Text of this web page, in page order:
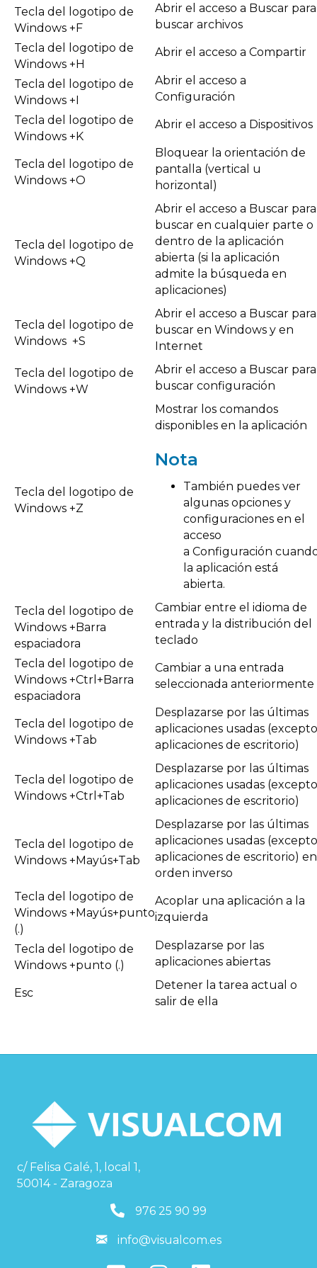
Tecla del logotipo de
Windows +F
Abrir el acceso a Buscar para
buscar archivos
Tecla del logotipo de
Windows +H
Abrir el acceso a Compartir
Tecla del logotipo de
Windows +I
Abrir el acceso a
Configuración
Tecla del logotipo de
Windows +K
Abrir el acceso a Dispositivos
Tecla del logotipo de
Windows +O
Bloquear la orientación de
pantalla (vertical u
horizontal)
Tecla del logotipo de
Windows +Q
Abrir el acceso a Buscar para
buscar en cualquier parte o
dentro de la aplicación
abierta (si la aplicación
admite la búsqueda en
aplicaciones)
Tecla del logotipo de
Windows +S
Abrir el acceso a Buscar para
buscar en Windows y en
Internet
Tecla del logotipo de
Windows +W
Abrir el acceso a Buscar para
buscar configuración
Tecla del logotipo de
Windows +Z
Mostrar los comandos
disponibles en la aplicación
Nota
También puedes ver
algunas opciones y
configuraciones en el
acceso
a Configuración
la aplicación está
abierta.
Tecla del logotipo de
Windows +Barra
espaciadora
Cambiar entre el idioma de
entrada y la distribución del
teclado
Tecla del logotipo de
Windows +Ctrl+Barra
espaciadora
Cambiar a una entrada
seleccionada anteriormente
Tecla del logotipo de
Windows +Tab
Desplazarse por las últimas
aplicaciones usadas (excepto
aplicaciones de escritorio)
Tecla del logotipo de
Windows +Ctrl+Tab
Desplazarse por las últimas
aplicaciones usadas (excepto
aplicaciones de escritorio)
Tecla del logotipo de
Windows +Mayús+Tab
Desplazarse por las últimas
aplicaciones usadas (excepto
aplicaciones de escritorio) en
orden inverso
Tecla del logotipo de
Windows +Mayús+punto
(.)
Acoplar una aplicación a la
izquierda
Tecla del logotipo de
Windows +punto (.)
Desplazarse por las
aplicaciones abiertas
Esc
Detener la tarea actual o
salir de ella
c/ Felisa Galé, 1, local 1,
50014 - Zaragoza
976259099
976 25 90 99
info@visualcom.es
info@visualcom.es